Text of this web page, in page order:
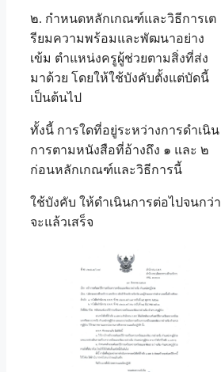
๒. กำหนดหลักเกณฑ์และวิธีการเต
รียมความพร้อมและพัฒนาอย่าง
เข้ม ตำแหน่งครูผู้ช่วยตามสิ่งที่ส่ง
มาด้วย โดยให้ใช้บังคับตั้งแต่บัดนี้
เป็นต้นไป
ทั้งนี้ การใดที่อยู่ระหว่างการดำเนิน
การตามหนังสือที่อ้างถึง ๑ และ ๒
ก่อนหลักเกณฑ์และวิธีการนี้
ใช้บังคับ ให้ดำเนินการต่อไปจนกว่า
จะแล้วเสร็จ